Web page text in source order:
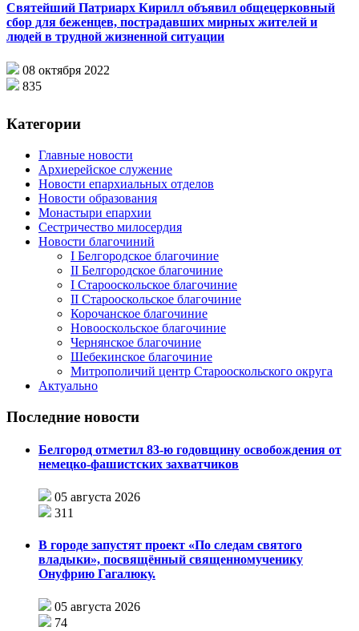
Святейший Патриарх Кирилл объявил общецерковный
сбор для беженцев, пострадавших мирных жителей и
людей в трудной жизненной ситуации
08 октября 2022
835
Категории
Главные новости
Архиерейское служение
Новости епархиальных отделов
Новости образования
Монастыри епархии
Сестричество милосердия
Новости благочиний
I Белгородское благочиние
II Белгородское благочиние
I Старооскольское благочиние
II Старооскольское благочиние
Корочанское благочиние
Новооскольское благочиние
Чернянское благочиние
Шебекинское благочиние
Митрополичий центр Старооскольского округа
Актуально
Последние новости
Белгород отметил 83-ю годовщину освобождения от
немецко-фашистских захватчиков
05 августа 2026
311
В городе запустят проект «По следам святого
владыки», посвящённый священномученику
Онуфрию Гагалюку.
05 августа 2026
74